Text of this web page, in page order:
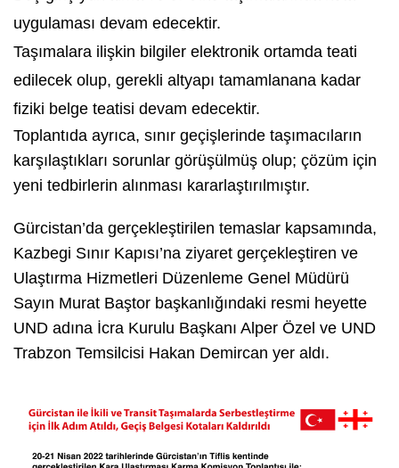
uygulaması devam edecektir.
Taşımalara ilişkin bilgiler elektronik ortamda teati
edilecek olup, gerekli altyapı tamamlanana kadar
fiziki belge teatisi devam edecektir.
Toplantıda ayrıca, sınır geçişlerinde taşımacıların
karşılaştıkları sorunlar görüşülmüş olup; çözüm için
yeni tedbirlerin alınması kararlaştırılmıştır.
Gürcistan’da gerçekleştirilen temaslar kapsamında,
Kazbegi Sınır Kapısı’na ziyaret gerçekleştiren ve
Ulaştırma Hizmetleri Düzenleme Genel Müdürü
Sayın Murat Baştor başkanlığındaki resmi heyette
UND adına İcra Kurulu Başkanı Alper Özel ve UND
Trabzon Temsilcisi Hakan Demircan yer aldı.